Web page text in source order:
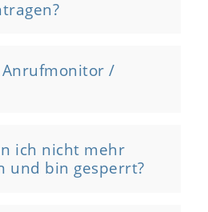
/
ich nicht mehr
und bin gesperrt?